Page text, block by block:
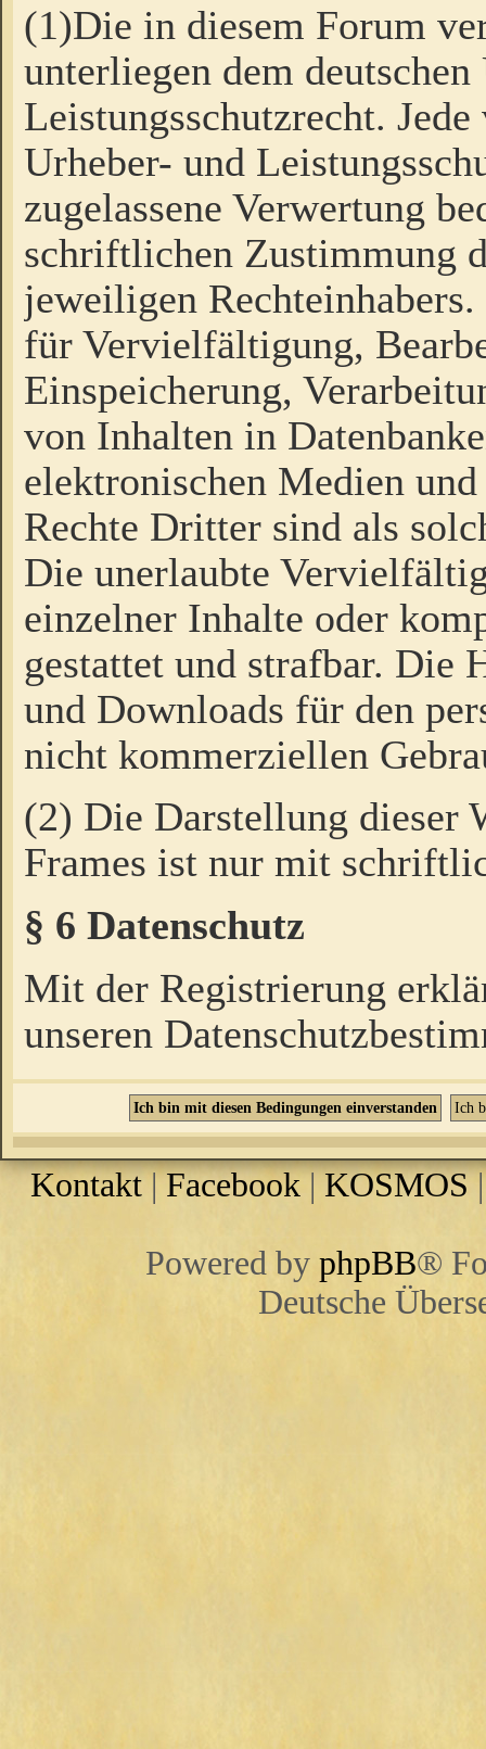
(1)Die in diesem Forum
unterliegen dem
Leistungsschutzrecht.
Urheber- und
zugelassene Verwertung
schriftlichen Zustimmung
jeweiligen
für Vervielfältigung,
Einspeicherung,
von Inhalten in
elektronischen Medien
Rechte Dritter sind als
Die unerlaubte
einzelner Inhalte oder
gestattet und strafbar. Die
und Downloads für den
nicht kommerziellen
(2) Die Darstellung dieser
Frames ist nur mit
§ 6 Datenschutz
Mit der Registrierung
unseren
Kontakt |Facebook | KOSMOS
Powered by phpBB®
Deutsche